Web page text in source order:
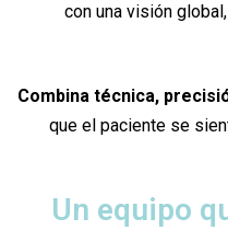
con una visión
Combina técnica,
que el paciente se
Un equipo